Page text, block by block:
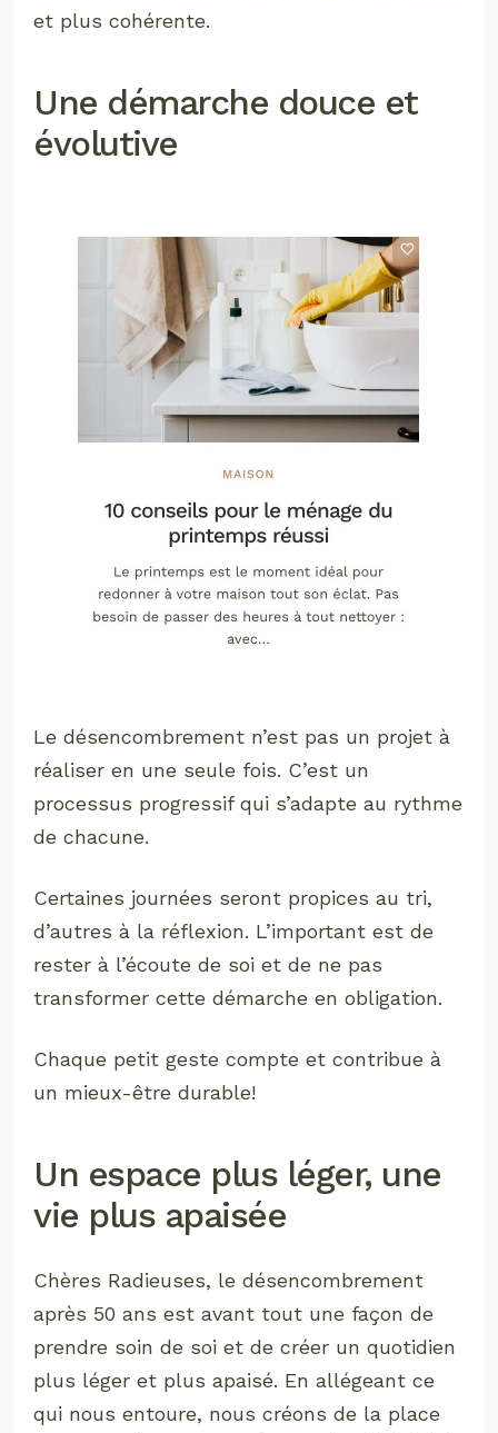
et plus cohérente.
Une démarche douce et
évolutive
Le désencombrement n’est pas un projet à
réaliser en une seule fois. C’est un
processus progressif qui s’adapte au rythme
de chacune.
Certaines journées seront propices au tri,
d’autres à la réflexion. L’important est de
rester à l’écoute de soi et de ne pas
transformer cette démarche en obligation.
Chaque petit geste compte et contribue à
un mieux-être durable!
Un espace plus léger, une
vie plus apaisée
Chères Radieuses, le désencombrement
après 50 ans est avant tout une façon de
prendre soin de soi et de créer un quotidien
plus léger et plus apaisé. En allégeant ce
qui nous entoure, nous créons de la place